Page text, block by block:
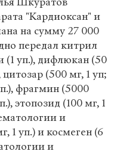
"Кардиоксан" и
на сумму 27 000
передал китрил
(1 уп.), дифлюкан (50
цитозар (500 мг, 1 уп;
фрагмин (5000
этопозид (100 мг, 1
и
1 уп.) и космеген (6
и